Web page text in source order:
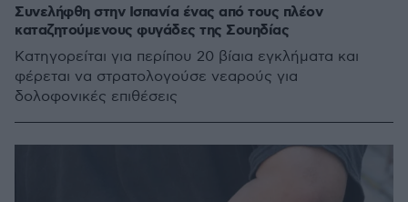
Συνελήφθη στην Ισπανία ένας από τους πλέον
καταζητούμενους φυγάδες της Σουηδίας
Κατηγορείται για περίπου 20 βίαια εγκλήματα και
φέρεται να στρατολογούσε νεαρούς για
δολοφονικές επιθέσεις